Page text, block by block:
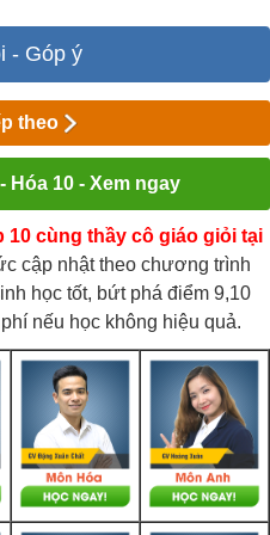
- Góp ý
theo
Hóa 10 - Xem ngay
10 cùng thầy cô giáo giỏi tại
cập nhật theo chương trình
học tốt, bứt phá điểm 9,10
nếu học không hiệu quả.